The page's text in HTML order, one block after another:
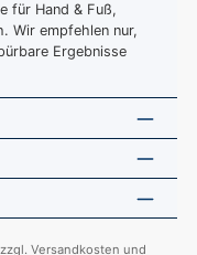
für Hand & Fuß,
Wir empfehlen nur,
Ergebnisse
Versandkosten und